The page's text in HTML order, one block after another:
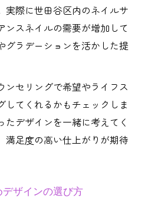
実際に世田谷区内のネイルサ
ンスネイルの需要が増加して
グラデーションを活かした提
ンセリングで希望やライフス
してくれるかもチェックしま
たデザインを一緒に考えてく
満足度の高い仕上がりが期待
デザインの選び方